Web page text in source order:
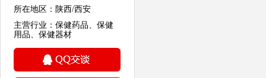
所在地区：陕西/西安
主营行业：保健药品、保健
用品、保健器材